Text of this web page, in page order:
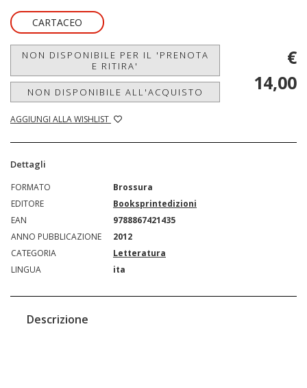
CARTACEO
NON DISPONIBILE PER IL 'PRENOTA
E RITIRA'
NON DISPONIBILE ALL'ACQUISTO
AGGIUNGI ALLA WISHLIST
€
14,00
Dettagli
FORMATO
Brossura
EDITORE
Booksprintedizioni
EAN
9788867421435
ANNO PUBBLICAZIONE
2012
CATEGORIA
Letteratura
LINGUA
ita
Descrizione